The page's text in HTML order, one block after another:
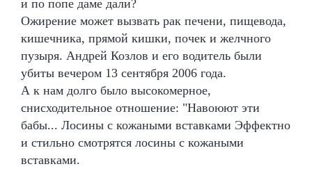
и по попе даме дали?
Ожирение может вызвать рак печени, пищевода,
кишечника, прямой кишки, почек и желчного
пузыря. Андрей Козлов и его водитель были
убиты вечером 13 сентября 2006 года.
А к нам долго было высокомерное,
снисходительное отношение: "Навоюют эти
бабы... Лосины с кожаными вставками Эффектно
и стильно смотрятся лосины с кожаными
вставками.